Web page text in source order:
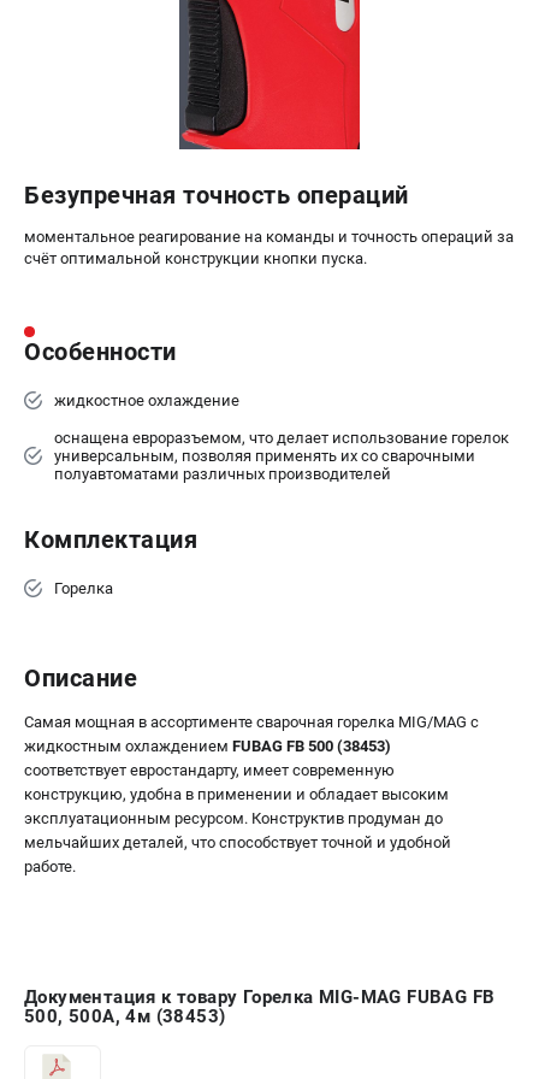
Сварочные полуавтоматы MIG/MAG
Сварочные аппараты TIG
Сварочные материалы
+7 (812) 317-60-57
офертой.
+7 (8112) 59-10-67
zakaz@fubagtorg.ru
Безупречная точность операций
моментальное реагирование на команды и точность операций за
счёт оптимальной конструкции кнопки пуска.
Особенности
жидкостное охлаждение
оснащена евроразъемом, что делает использование горелок
универсальным, позволяя применять их со сварочными
полуавтоматами различных производителей
Комплектация
Горелка
Описание
Самая мощная в ассортименте сварочная горелка MIG/MAG с
жидкостным охлаждением FUBAG FB 500 (38453)
соответствует евростандарту, имеет современную
конструкцию, удобна в применении и обладает высоким
эксплуатационным ресурсом. Конструктив продуман до
мельчайших деталей, что способствует точной и удобной
работе.
Документация к товару Горелка MIG-MAG FUBAG FB
500, 500А, 4м (38453)